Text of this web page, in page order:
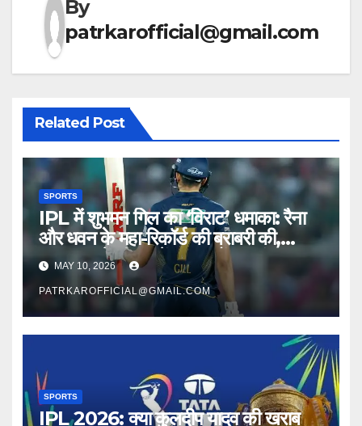
By
patrkarofficial@gmail.com
Related Post
SPORTS
IPL में शुभमन गिल का ‘विराट’ धमाका: रैना
और धवन के महा-रिकॉर्ड की बराबरी की,
लगातार 7वें सीजन में जड़ा रनों का अंबार
MAY 10, 2026
PATRKAROFFICIAL@GMAIL.COM
SPORTS
IPL 2026: क्या कुलदीप यादव की खराब